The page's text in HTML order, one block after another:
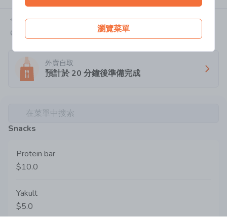
瀏覽菜單
今天:08:00-16:00
6390 7663
外賣自取
預計於20 分鐘後準備完成
在菜單中搜索
Snacks
Protein bar
$10.0
Yakult
$5.0